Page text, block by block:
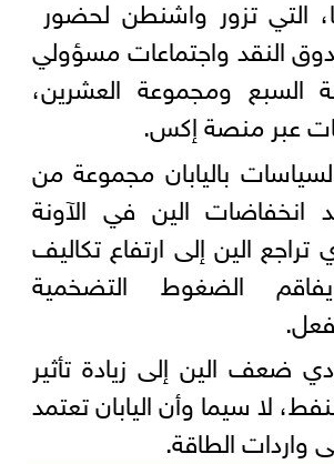
‌التي تزور ‌واشنطن لحضور
⁠النقد واجتماعات ​مسؤولي
السبع ومجموعة العشرين،
عبر منصة إكس.
باليابان مجموعة من
انخفاضات ⁠الين في الآونة
تراجع الين ​إلى ارتفاع تكاليف
الضغوط ‌التضخمية
ضعف الين إلى زيادة تأثير
لا سيما وأن اليابان تعتمد
⁠واردات الطاقة.